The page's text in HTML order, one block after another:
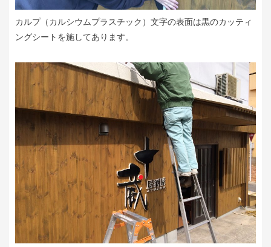
カルプ（カルシウムプラスチック）文字の表面は黒のカッティ
ングシートを施してあります。